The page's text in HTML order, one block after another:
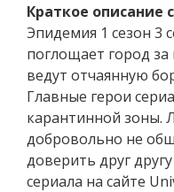
Краткое описание
Эпидемия 1 сезон 3
поглощает город
ведут отчаянную
Главные герои
карантинной зоны.
добровольно не
доверить друг
сериала на сайте